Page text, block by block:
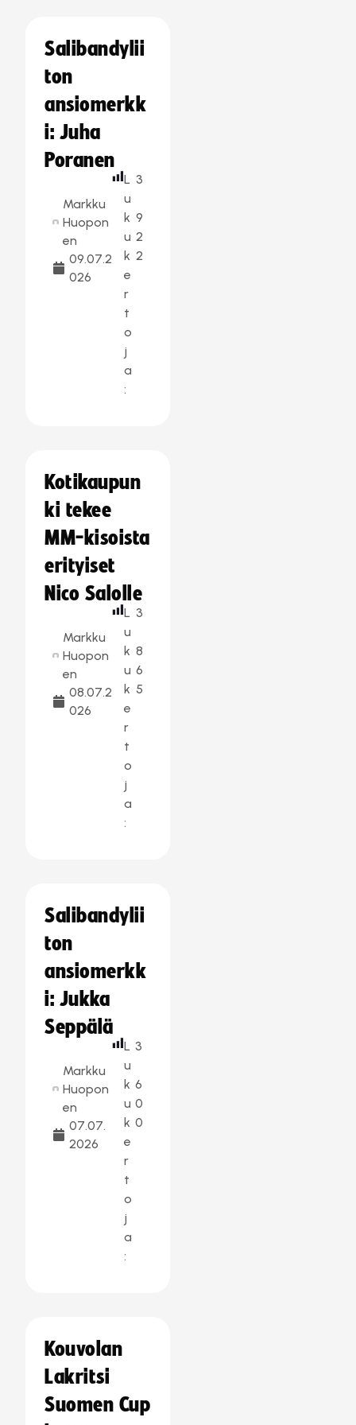
Salibandylii
ton
ansiomerkk
i: Juha
Poranen
Markku
Huopon
en
09.07.2
026
L
u
k
u
k
e
r
t
o
j
a
:
3
9
2
2
Kotikaupun
ki tekee
MM-kisoista
erityiset
Nico Salolle
Markku
Huopon
en
08.07.2
026
L
u
k
u
k
e
r
t
o
j
a
:
3
8
6
5
Salibandylii
ton
ansiomerkk
i: Jukka
Seppälä
Markku
Huopon
en
07.07.
2026
L
u
k
u
k
e
r
t
o
j
a
:
3
6
0
0
Kouvolan
Lakritsi
Suomen Cup